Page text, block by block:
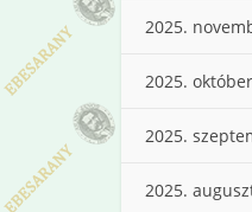
2025.
2025. október
2025.
2025.